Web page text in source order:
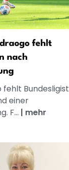
fehlt
nach
fehlt Bundesligist
einer
F... | mehr